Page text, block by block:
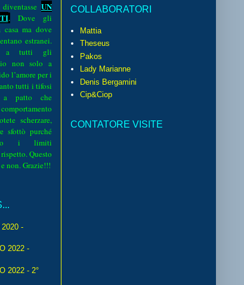
UN
.
Dove gli
ma dove
estranei.
a tutti gli
non solo a
l’amore per i
tutti i tifosi
a patto che
scherzare,
sfottò purché
i limiti
Questo
non. Grazie!!!
-
2022 -
2022 - 2°
COLLABORATORI
Mattia
Theseus
Pakos
Lady Marianne
Denis Bergamini
Cip&Ciop
CONTATORE VISITE